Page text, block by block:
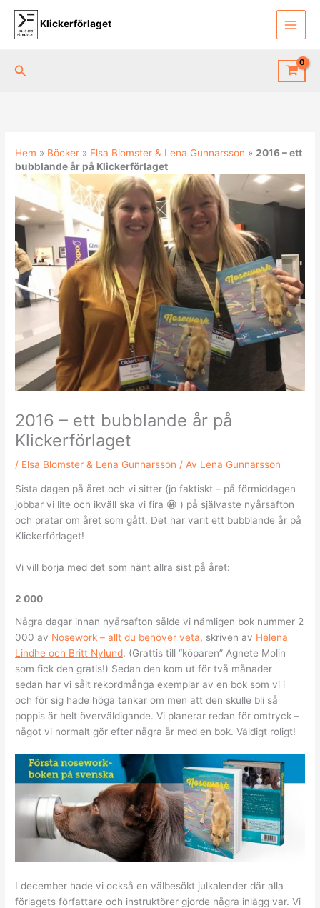
innehåll
Klickerförlaget
Sök
Hem » Böcker » Elsa Blomster & Lena Gunnarsson »2016 – ett
bubblande år på Klickerförlaget
2016 – ett bubblande år på
Klickerförlaget
/ Elsa Blomster & Lena Gunnarsson / Av Lena Gunnarsson
Sista dagen på året och vi sitter (jo faktiskt – på förmiddagen
jobbar vi lite och ikväll ska vi fira 😀 ) på självaste nyårsafton
och pratar om året som gått. Det har varit ett bubblande år på
Klickerförlaget!
Vi vill börja med det som hänt allra sist på året:
2 000
Några dagar innan nyårsafton sålde vi nämligen bok nummer 2
000 av Nosework – allt du behöver veta, skriven av Helena
Lindhe och Britt Nylund. (Grattis till “köparen” Agnete Molin
som fick den gratis!) Sedan den kom ut för två månader
sedan har vi sålt rekordmånga exemplar av en bok som vi i
och för sig hade höga tankar om men att den skulle bli så
poppis är helt överväldigande. Vi planerar redan för omtryck –
något vi normalt gör efter några år med en bok. Väldigt roligt!
I december hade vi också en välbesökt julkalender där alla
förlagets författare och instruktörer gjorde några inlägg var. Vi